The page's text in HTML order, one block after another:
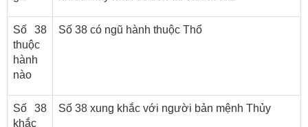
Số 38
thuộc
hành
nào
Số 38 có ngũ hành thuộc Thổ
Số 38
khắc
Số 38 xung khắc với người bản mệnh Thủy